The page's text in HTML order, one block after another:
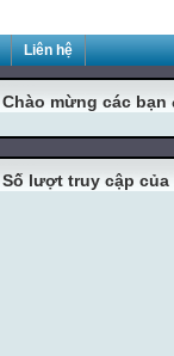
Liên hệ
Chào mừng các bạn
Số lượt truy cập